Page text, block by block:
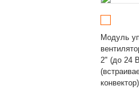
Модуль
2" (до 24
конвектор)